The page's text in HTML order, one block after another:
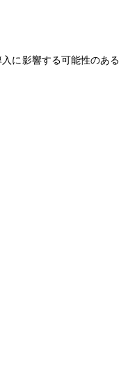
に影響する可能性のある